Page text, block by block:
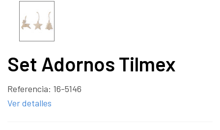
Set Adornos Tilmex
Referencia: 16-5146
Ver detalles